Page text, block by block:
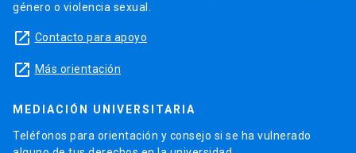
género o violencia sexual.
launch Contacto para apoyo
launch Más orientación
MEDIACIÓN UNIVERSITARIA
Teléfonos para orientación y consejo si se ha vulnerado